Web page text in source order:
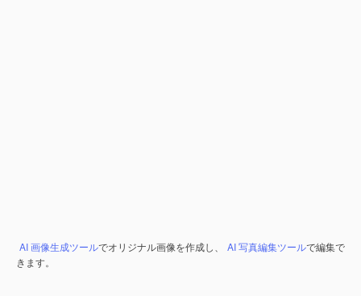
AI 画像生成ツールでオリジナル画像を作成し、 AI 写真編集ツールで編集で
きます。